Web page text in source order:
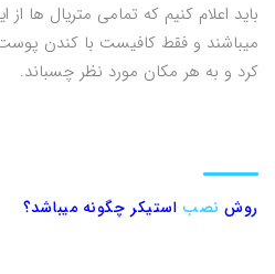
باید اعلام کنیم که تمامی متریال ها
میباشند و فقط کافیست با کندن پوست
کرد و به هر مکان مورد نظر چسباند.
روشنصب استیکر چگونه میباشد؟